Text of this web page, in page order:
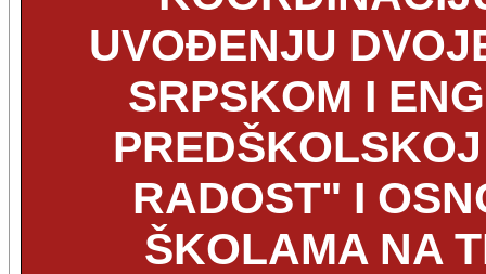
UVOĐENJU
SRPSKOM I
RADOST" I
ŠKOLAMA NA